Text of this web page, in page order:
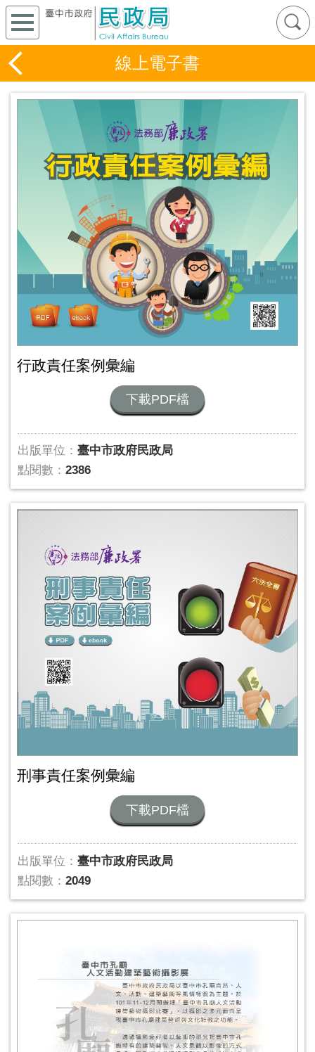
線上電子書
行政責任案例彙編
下載PDF檔
出版單位： 臺中市政府民政局
點閱數： 2386
刑事責任案例彙編
下載PDF檔
出版單位： 臺中市政府民政局
點閱數： 2049